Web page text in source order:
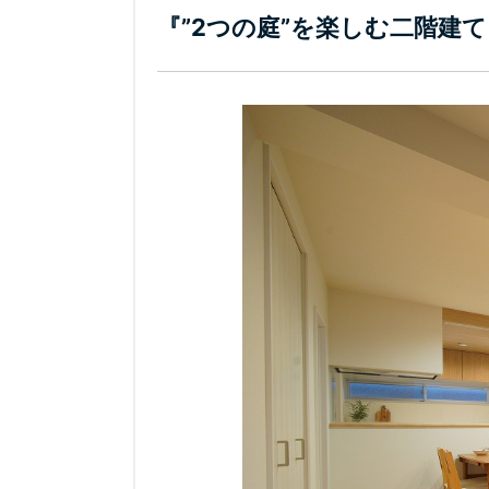
『”2つの庭”を楽しむ二階建